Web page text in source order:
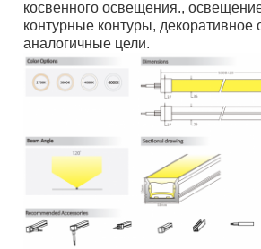
Наша фабрика
контроль качества
контактные данные
Новости
косвенного освещения.,
контурные контуры, декоративное
аналогичные цели.